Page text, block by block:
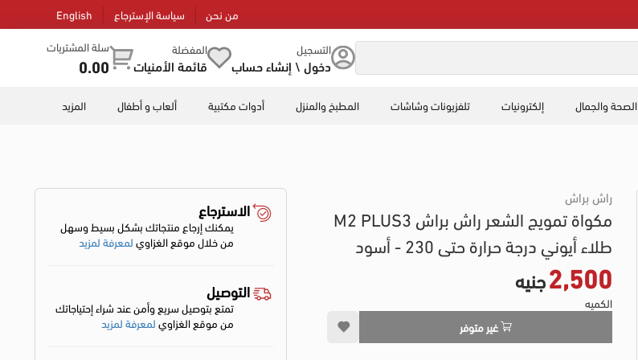
من نحن سياسة الإسترجاع English
التسجيل
دخول \ إنشاء حساب
المفضلة
قائمة الأمنيات
سلة المشتريات
0.00
الصحة والجمال إلكترونيات تلفزيونات وشاشات المطبخ والمنزل أدوات مكتبية ألعاب و أطفال المزيد
راش براش
مكواة تمويج الشعر راش براش M2 PLUS3
طلاء أيوني درجة حرارة حتى 230 - أسود
2,500جنيه
الكميه
غير متوفر
الاسترجاع
يمكنك إرجاع منتجاتك بشكل بسيط وسهل
من خلال موقع الغزاويلمعرفة لمزيد
التوصيل
تمتع بتوصيل سريع وأمن عند شراء إحتياجاتك
من موقع الغزاويلمعرفة لمزيد